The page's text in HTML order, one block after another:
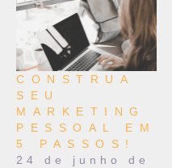
CONSTRUA
SEU
MARKETING
PESSOAL EM
5 PASSOS!
24 de junho de